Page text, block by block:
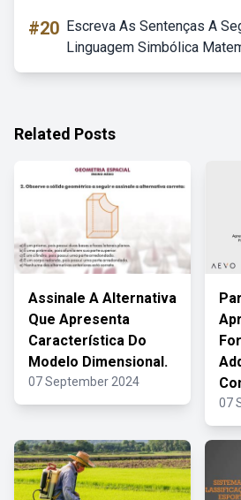
#20 Escreva As Sentenças A
Linguagem Simbólica
Related Posts
Assinale A Alternativa
Que Apresenta
Característica Do
Modelo Dimensional.
07 September 2024
07